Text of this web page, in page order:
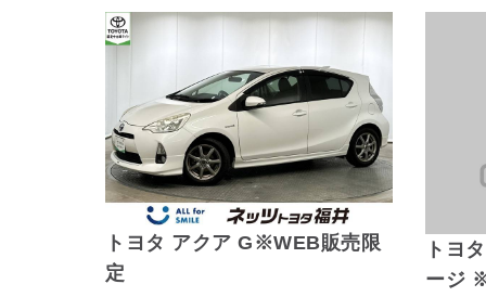
トヨタ アクア G※WEB販売限
定
トヨ
ージ